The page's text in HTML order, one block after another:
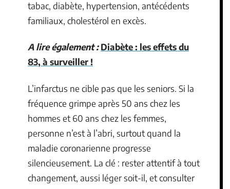
tabac, diabète, hypertension, antécédents
familiaux, cholestérol en excès.
A lire également : Diabète : les effets du
83, à surveiller !
L’infarctus ne cible pas que les seniors. Si la
fréquence grimpe après 50 ans chez les
hommes et 60 ans chez les femmes,
personne n’est à l’abri, surtout quand la
maladie coronarienne progresse
silencieusement. La clé : rester attentif à tout
changement, aussi léger soit-il, et consulter